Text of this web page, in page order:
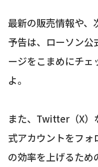
最新の販売情報や、
予告は、ローソン
ージをこまめにチェ
よ。
また、Twitter（X）
式アカウントをフォ
の効率を上げるため